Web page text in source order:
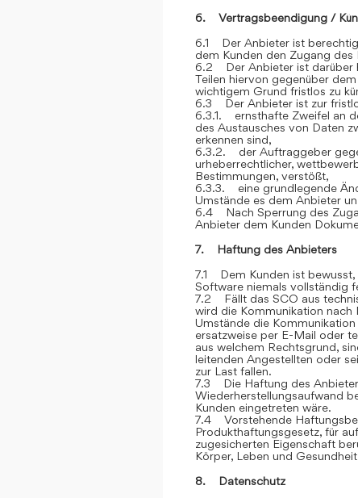
6. Vertragsbeendigung /
6.1 Der Anbieter ist
dem Kunden den Zugang
6.2 Der Anbieter ist darüber
Teilen hiervon gegenüber
wichtigem Grund fristlos zu
6.3 Der Anbieter ist zur
6.3.1. ernsthafte Zweifel an
des Austausches von Daten
erkennen sind,
6.3.2. der Auftraggeber
urheberrechtlicher,
Bestimmungen, verstößt,
6.3.3. eine grundlegende
Umstände es dem Anbieter
6.4 Nach Sperrung des
Anbieter dem Kunden
7. Haftung des Anbieters
7.1 Dem Kunden ist
Software niemals vollständig
7.2 Fällt das SCO aus
wird die Kommunikation
Umstände die
ersatzweise per E-Mail oder
aus welchem Rechtsgrund,
leitenden Angestellten oder
zur Last fallen.
7.3 Die Haftung des
Wiederherstellungsaufwand
Kunden eingetreten wäre.
7.4 Vorstehende
Produkthaftungsgesetz, für
zugesicherten Eigenschaft
Körper, Leben und
8. Datenschutz